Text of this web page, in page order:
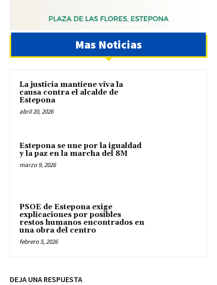
Mas Noticias
La justicia mantiene viva la
causa contra el alcalde de
Estepona
abril 20, 2026
Estepona se une por la igualdad
y la paz en la marcha del 8M
marzo 9, 2026
PSOE de Estepona exige
explicaciones por posibles
restos humanos encontrados en
una obra del centro
febrero 5, 2026
DEJA UNA RESPUESTA